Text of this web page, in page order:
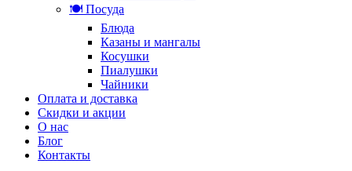
🍽️ Посуда
Блюда
Казаны и мангалы
Косушки
Пиалушки
Чайники
Оплата и доставка
Скидки и акции
О нас
Блог
Контакты